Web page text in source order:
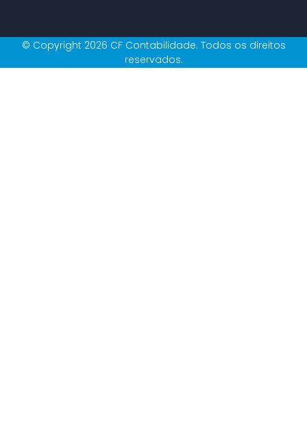
© Copyright 2026 CF Contabilidade. Todos os direitos
reservados.